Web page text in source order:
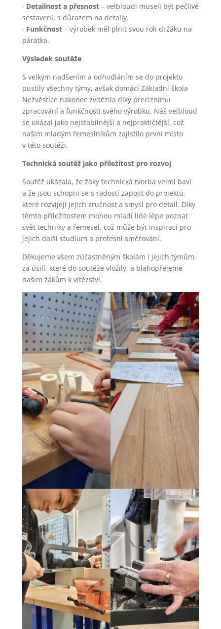
· Detailnost a přesnost– velbloudi museli být pečlivě
sestaveni, s důrazem na detaily.
· Funkčnost– výrobek měl plnit svou roli držáku na
párátka.
Výsledek soutěže
S velkým nadšením a odhodláním se do projektu
pustily všechny týmy, avšak domácí Základní škola
Nezvěstice nakonec zvítězila díky preciznímu
zpracování a funkčnosti svého výrobku. Náš velbloud
se ukázal jako nejstabilnější a nejpraktičtější, což
našim mladým řemeslníkům zajistilo první místo
v této soutěži.
Technická soutěž jako příležitost pro rozvoj
Soutěž ukázala, že žáky technická tvorba velmi baví
a že jsou schopni se s radostí zapojit do projektů,
které rozvíjejí jejich zručnost a smysl pro detail. Díky
těmto příležitostem mohou mladí lidé lépe poznat
svět techniky a řemesel, což může být inspirací pro
jejich další studium a profesní směřování.
Děkujeme všem zúčastněným školám i jejich týmům
za úsilí, které do soutěže vložily, a blahopřejeme
naším žákům k vítězství.